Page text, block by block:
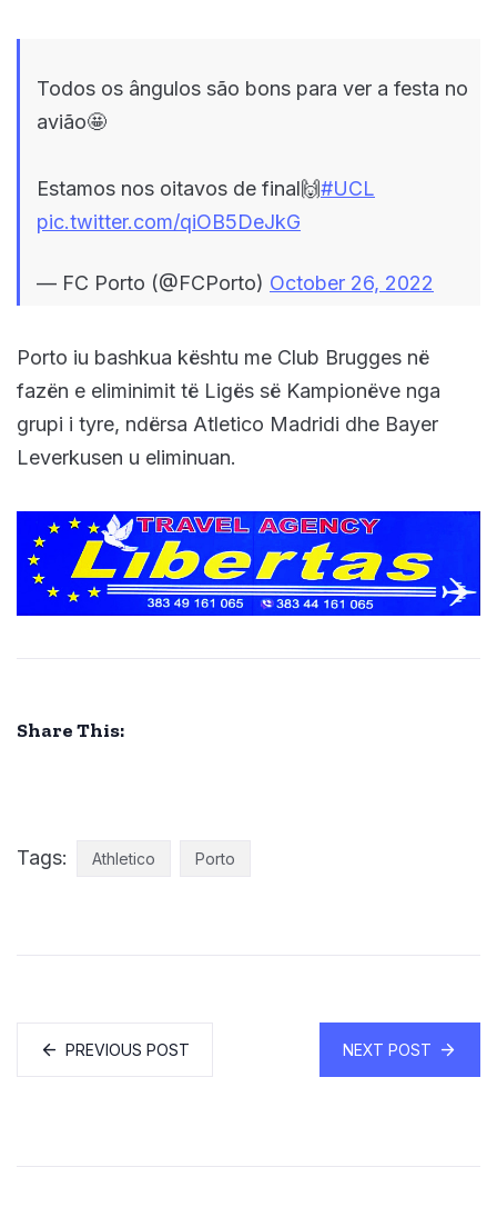
Todos os ângulos são bons para ver a festa no
avião🤩
Estamos nos oitavos de final🙌#UCL
pic.twitter.com/qiOB5DeJkG
— FC Porto (@FCPorto) October 26, 2022
Porto iu bashkua kështu me Club Brugges në
fazën e eliminimit të Ligës së Kampionëve nga
grupi i tyre, ndërsa Atletico Madridi dhe Bayer
Leverkusen u eliminuan.
Share This:
Tags: Athletico Porto
PREVIOUS POST NEXT POST